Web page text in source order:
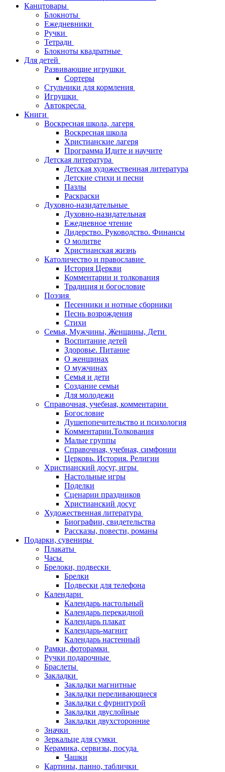
Канцтовары
Блокноты
Ежедневники
Ручки
Тетради
Блокноты квадратные
Для детей
Развивающие игрушки
Сортеры
Стульчики для кормления
Игрушки
Автокресла
Книги
Воскресная школа, лагеря
Воскресная школа
Христианские лагеря
Программа Идите и научите
Детская литература
Детская художественная литература
Детские стихи и песни
Пазлы
Раскраски
Духовно-назидательные
Духовно-назидательная
Ежедневное чтение
Лидерство. Руководство. Финансы
О молитве
Христианская жизнь
Католичество и православие
История Церкви
Комментарии и толкования
Традиция и богословие
Поэзия
Песенники и нотные сборники
Песнь возрождения
Стихи
Семья, Мужчины, Женщины, Дети
Воспитание детей
Здоровье. Питание
О женщинах
О мужчинах
Семья и дети
Создание семьи
Для молодежи
Справочная, учебная, комментарии
Богословие
Душепопечительство и психология
Комментарии.Толкования
Малые группы
Справочная, учебная, симфонии
Церковь. История. Религии
Христианский досуг, игры
Настольные игры
Поделки
Сценарии праздников
Христианский досуг
Художественная литература
Биографии, свидетельства
Рассказы, повести, романы
Подарки, сувениры
Плакаты
Часы
Брелоки, подвески
Брелки
Подвески для телефона
Календари
Календарь настольный
Календарь перекидной
Календарь плакат
Календарь-магнит
Календарь настенный
Рамки, фоторамки
Ручки подарочные
Браслеты
Закладки
Закладки магнитные
Закладки переливающиеся
Закладки с фурнитурой
Закладки двуслойные
Закладки двухсторонние
Значки
Зеркальце для сумки
Керамика, сервизы, посуда
Чашки
Картины, панно, таблички